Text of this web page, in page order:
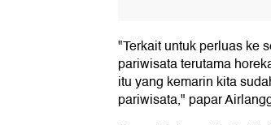
"Terkait untuk perluas ke
pariwisata terutama
itu yang kemarin kita
pariwisata," papar